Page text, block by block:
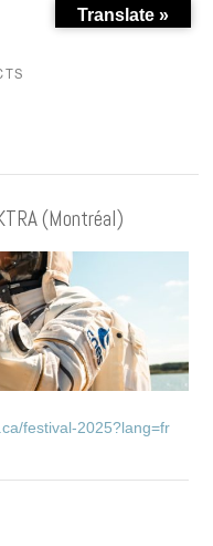
(Montréal)
festival-2025?lang=fr
Translate »